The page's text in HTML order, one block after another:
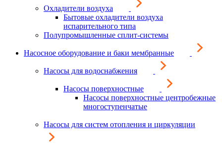
Охладители воздуха
Бытовые охладители воздуха
испарительного типа
Полупромышленные сплит-системы
Насосное оборудование и баки мембранные
Насосы для водоснабжения
Насосы поверхностные
Насосы поверхностные центробежные
многоступенчатые
Насосы для систем отопления и циркуляции